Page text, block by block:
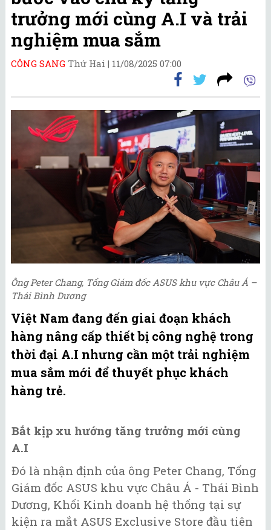
trưởng mới cùng A.I và trải
nghiệm mua sắm
CÔNG SANG Thứ Hai | 11/08/2025 07:00
Ông Peter Chang, Tổng Giám đốc ASUS khu vực Châu Á –
Thái Bình Dương
Việt Nam đang đến giai đoạn khách
hàng nâng cấp thiết bị công nghệ trong
thời đại A.I nhưng cần một trải nghiệm
mua sắm mới để thuyết phục khách
hàng trẻ.
Bắt kịp xu hướng tăng trưởng mới cùng
A.I
Đó là nhận định của ông Peter Chang, Tổng
Giám đốc ASUS khu vực Châu Á - Thái Bình
Dương, Khối Kinh doanh hệ thống tại sự
kiện ra mắt ASUS Exclusive Store đầu tiên